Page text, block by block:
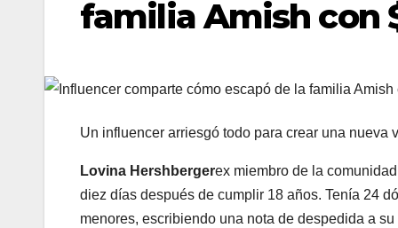
familia Amish con
Un influencer arriesgó todo para crear una nueva
Lovina Hershbergerex miembro de la
diez días después de cumplir 18 años. Tenía 24
menores, escribiendo una nota de despedida a